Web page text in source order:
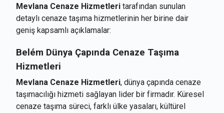
Mevlana Cenaze Hizmetleri tarafından sunulan
detaylı cenaze taşıma hizmetlerinin her birine dair
geniş kapsamlı açıklamalar:
Belém Dünya Çapında Cenaze Taşıma
Hizmetleri
Mevlana Cenaze Hizmetleri, dünya çapında cenaze
taşımacılığı hizmeti sağlayan lider bir firmadır. Küresel
cenaze taşıma süreci, farklı ülke yasaları, kültürel